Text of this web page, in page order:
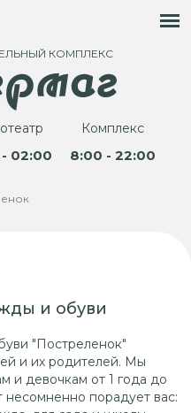
КОМПЛЕКС
02:00
Комплекс
8:00 - 22:00
и обуви
"Постреленок"
и их родителей. Мы
и девочкам от 1 года до
несомненно порадует вас: